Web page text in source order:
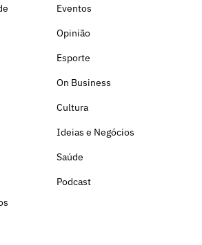
Eventos
Opinião
Esporte
On Business
Cultura
Ideias e Negócios
Saúde
Podcast